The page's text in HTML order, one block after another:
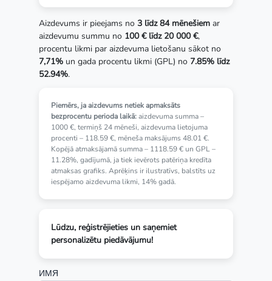
Aizdevums ir pieejams no 3 līdz 84 mēnešiem ar
aizdevumu summu no 100 € līdz 20 000 €,
procentu likmi par aizdevuma lietošanu sākot no
7,71% un gada procentu likmi (GPL) no 7.85% līdz
52.94%.
Piemērs, ja aizdevums netiek apmaksāts
bezprocentu perioda laikā:aizdevuma summa –
1000 €, termiņš 24 mēneši, aizdevuma lietojuma
procenti – 118.59 €, mēneša maksājums 48.01 €.
Kopējā atmaksājamā summa – 1118.59 € un GPL –
11.28%, gadījumā, ja tiek ievērots patēriņa kredīta
atmaksas grafiks. Aprēķins ir ilustratīvs, balstīts uz
iespējamo aizdevuma likmi, 14% gadā.
Lūdzu, reģistrējieties un saņemiet
personalizētu piedāvājumu!
ИМЯ